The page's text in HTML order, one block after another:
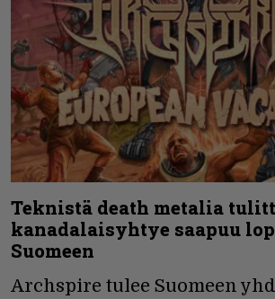
Teknistä death metalia
kanadalaisyhtye saapuu
Suomeen
Archspire tulee Suomeen